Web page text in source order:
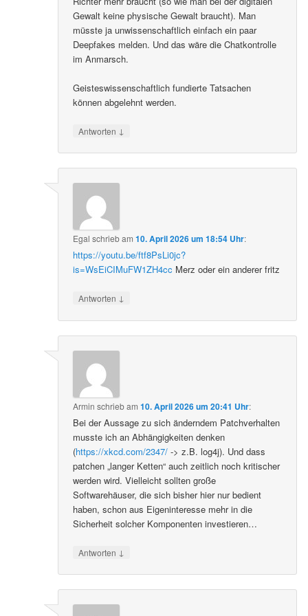
Gewalt keine physische Gewalt braucht). Man
müsste ja unwissenschaftlich einfach ein paar
Deepfakes melden. Und das wäre die Chatkontrolle
im Anmarsch.
Geisteswissenschaftlich fundierte Tatsachen
können abgelehnt werden.
Antworten ↓
Egal schriebam10. April 2026 um 18:54 Uhr:
https://youtu.be/ftf8PsLi0jc?
is=WsEiCIMuFW1ZH4cc Merz oder ein anderer fritz
Antworten ↓
Armin schriebam10. April 2026 um 20:41 Uhr:
Bei der Aussage zu sich änderndem Patchverhalten
musste ich an Abhängigkeiten denken
(https://xkcd.com/2347/ -> z.B. log4j). Und dass
patchen „langer Ketten“ auch zeitlich noch kritischer
werden wird. Vielleicht sollten große
Softwarehäuser, die sich bisher hier nur bedient
haben, schon aus Eigeninteresse mehr in die
Sicherheit solcher Komponenten investieren…
Antworten ↓